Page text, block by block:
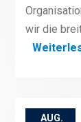
wir die
AUG.